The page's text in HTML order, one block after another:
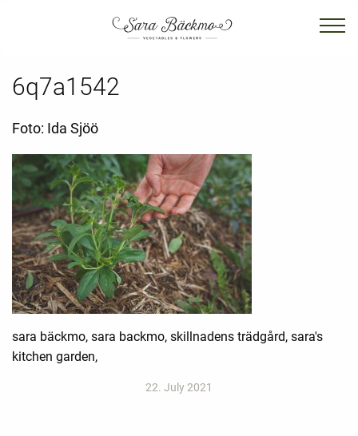
6q7a1542
Foto: Ida Sjöö
sara bäckmo, sara backmo, skillnadens trädgård, sara's
kitchen garden,
22. July 2021